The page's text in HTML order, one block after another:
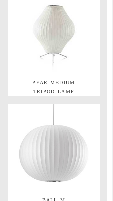
PEAR MEDIUM
TRIPOD LAMP